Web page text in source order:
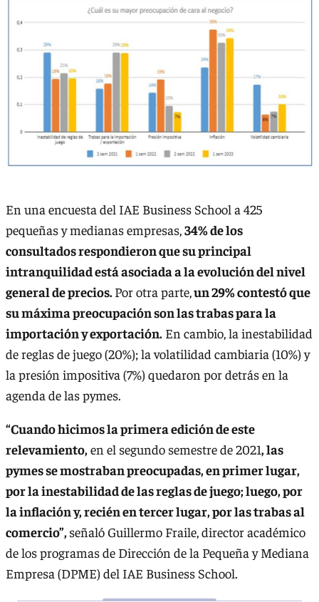
En una encuesta del IAE Business School a 425
pequeñas y medianas empresas,34% de los
consultados respondieron que su principal
intranquilidad está asociada a la evolución del nivel
general de precios.Por otra parte,un 29% contestó que
su máxima preocupación son las trabas para la
importación y exportación. En cambio, la inestabilidad
de reglas de juego (20%); la volatilidad cambiaria (10%) y
la presión impositiva (7%) quedaron por detrás en la
agenda de las pymes.
“Cuando hicimos la primera edición de este
relevamiento,en el segundo semestre de 2021, las
pymes se mostraban preocupadas, en primer lugar,
por la inestabilidad de las reglas de juego; luego, por
la inflación y, recién en tercer lugar, por las trabas al
comercio”,señaló Guillermo Fraile, director académico
de los programas de Dirección de la Pequeña y Mediana
Empresa (DPME) del IAE Business School.